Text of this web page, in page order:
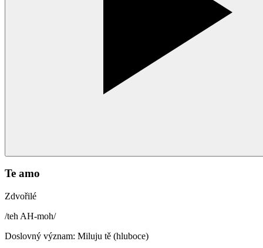
Te amo
Zdvořilé
/teh AH-moh/
Doslovný význam: Miluju tě (hluboce)